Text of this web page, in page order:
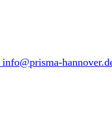
info@prisma-